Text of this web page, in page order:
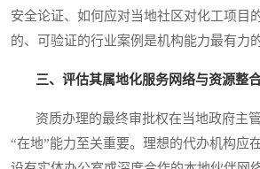
安全论证、如何应对当地社区对化工项目
的、可验证的行业案例是机构能力最有力
三、评估其属地化服务网络与资源整
资质办理的最终审批权在当地政府主
“在地”能力至关重要。理想的代办机构应